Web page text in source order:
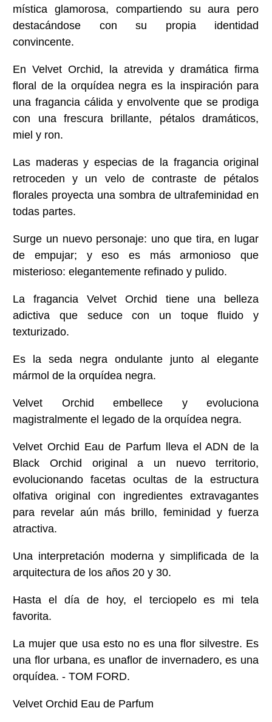
mística glamorosa, compartiendo su aura pero
destacándose con su propia identidad
convincente.
En Velvet Orchid, la atrevida y dramática firma
floral de la orquídea negra es la inspiración para
una fragancia cálida y envolvente que se prodiga
con una frescura brillante, pétalos dramáticos,
miel y ron.
Las maderas y especias de la fragancia original
retroceden y un velo de contraste de pétalos
florales proyecta una sombra de ultrafeminidad en
todas partes.
Surge un nuevo personaje: uno que tira, en lugar
de empujar; y eso es más armonioso que
misterioso: elegantemente refinado y pulido.
La fragancia Velvet Orchid tiene una belleza
adictiva que seduce con un toque fluido y
texturizado.
Es la seda negra ondulante junto al elegante
mármol de la orquídea negra.
Velvet Orchid embellece y evoluciona
magistralmente el legado de la orquídea negra.
Velvet Orchid Eau de Parfum lleva el ADN de la
Black Orchid original a un nuevo territorio,
evolucionando facetas ocultas de la estructura
olfativa original con ingredientes extravagantes
para revelar aún más brillo, feminidad y fuerza
atractiva.
Una interpretación moderna y simplificada de la
arquitectura de los años 20 y 30.
Hasta el día de hoy, el terciopelo es mi tela
favorita.
La mujer que usa esto no es una flor silvestre. Es
una flor urbana, es unaflor de invernadero, es una
orquídea. - TOM FORD.
Velvet Orchid Eau de Parfum